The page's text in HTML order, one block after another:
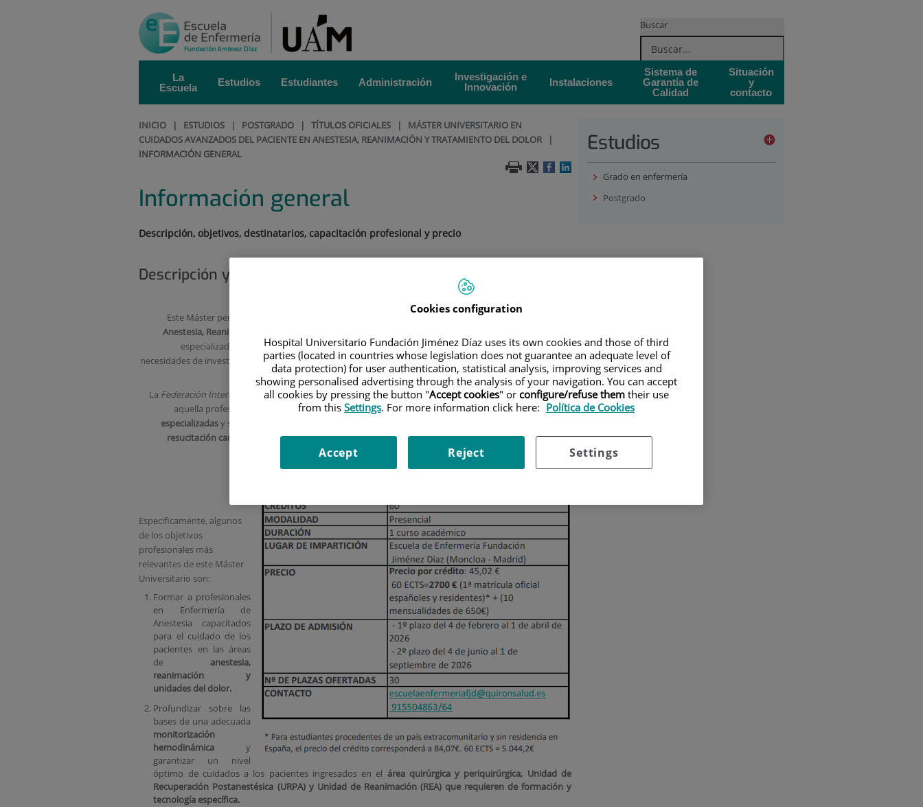
al
contenido
Buscar
La
Escuela
Estudios Estudiantes Administración
Investigación e
Innovación
Instalaciones
Sistema de
Garantía de
Calidad
Situación
y
contacto
INICIO | ESTUDIOS | POSTGRADO | TÍTULOS OFICIALES | MÁSTER UNIVERSITARIO EN
CUIDADOS AVANZADOS DEL PACIENTE EN ANESTESIA, REANIMACIÓN Y TRATAMIENTO DEL DOLOR |
INFORMACIÓN GENERAL
Información general
Descripción, objetivos, destinatarios, capacitación profesional y precio
Descripción y objetivos
Este Máster permite formar profesionales e investigadores en el ámbito del cuidado del paciente en
Anestesia, Reanimación y Tratamiento del Dolor
especializados que ofrezcan cuidados de calidad y seguros para el paciente, y dar respuesta a las
necesidades de investigación en cuidados en esta área específica de asistencia que den fundamento a una
práctica en cuidados basada en la evidencia.
La Federación Internacional de Enfermeras de Anestesia (IFNA)define la "enfermera de anestesia" como
aquella profesional de Enfermería queprovee o participa en la realización de técnicas avanzadas o
especializadasy servicios de
resucitación cardiopulmonar y/u otra emergenciay servicios de mantenimiento de vida cuando sea
necesario.
Especificamente, algunos
de los objetivos
profesionales más
relevantes de este Máster
Universitario son:
Formar a profesionales
en Enfermería de
Anestesia capacitados
para el cuidado de los
pacientes en las áreas
de anestesia,
reanimación y
unidades del dolor.
Profundizar sobre las
bases de una adecuada
monitorización
hemodinámica y
garantizar un nivel
óptimo de cuidados a los pacientes ingresados en el área quirúrgica y periquirúrgica, Unidad de
Recuperación Postanestésica (URPA) y Unidad de Reanimación (REA) que requieren de formación y
tecnología específica.
Estudios
Grado en enfermería
Postgrado
Cookies configuration
Hospital Universitario Fundación Jiménez Díaz uses its own cookies and those of third
parties (located in countries whose legislation does not guarantee an adequate level of
data protection) for user authentication, statistical analysis, improving services and
showing personalised advertising through the analysis of your navigation. You can accept
all cookies by pressing the button "Accept cookies" or configure/refuse them their use
from this Settings. For more information click here: Política de Cookies
Settings
Reject
Accept